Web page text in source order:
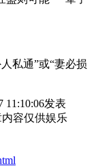
私通”或“妻必损
11:10:06发表
容仅供娱乐